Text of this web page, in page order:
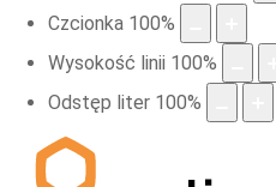
Czcionka 100%
Wysokość linii 100%
Odstęp liter 100%